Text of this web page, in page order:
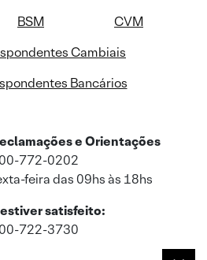
BSM
CVM
Cambiais
Bancários
e Orientações
772-0202
feira das 09hs às 18hs
satisfeito:
722-3730